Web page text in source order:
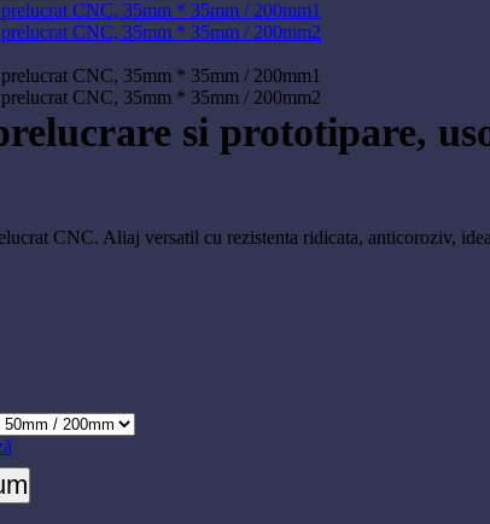
si prototipare,
CNC. Aliaj versatil cu rezistenta ridicata, anticoroziv,
si prelucrat CNC